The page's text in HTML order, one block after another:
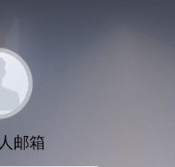
邮箱